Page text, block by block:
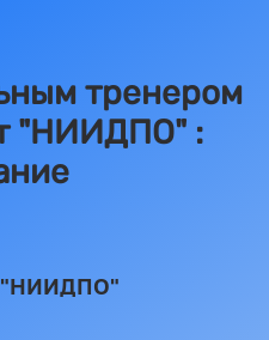
тренером
"НИИДПО" :